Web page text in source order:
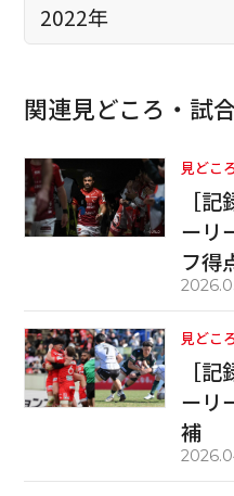
2022年
関連見どころ・試
見どこ
［
ーリ
フ得
見どこ
［
ーリ
補